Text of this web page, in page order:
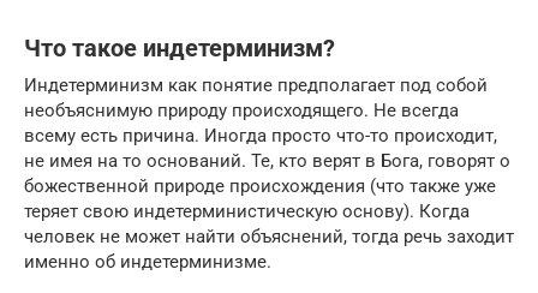
Что такое индетерминизм?
Индетерминизм как понятие предполагает под собой
необъяснимую природу происходящего. Не всегда
всему есть причина. Иногда просто что-то происходит,
не имея на то оснований. Те, кто верят в Бога, говорят о
божественной природе происхождения (что также уже
теряет свою индетерминистическую основу). Когда
человек не может найти объяснений, тогда речь заходит
именно об индетерминизме.